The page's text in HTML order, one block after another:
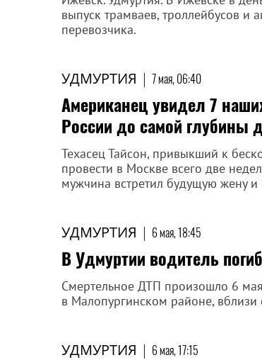
выпуск трамваев, троллейбусов и
перевозчика.
УДМУРТИЯ | 7 мая, 06:40
Американец увидел 7
России до самой глубины
Техасец Тайсон, привыкший к
провести в Москве всего две
мужчина встретил будущую жену
УДМУРТИЯ | 6 мая, 18:45
В Удмуртии водитель
Смертельное ДТП произошло 6
в Малопургинском районе, вблизи
УДМУРТИЯ | 6 мая, 17:15